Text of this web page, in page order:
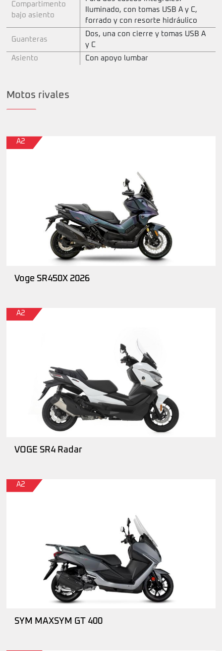
Compartimento
bajo asiento
Iluminado, con tomas USB A y C,
forrado y con resorte hidráulico
Guanteras
Dos, una con cierre y tomas USB A
y C
Asiento
Con apoyo lumbar
Motos rivales
A2
Voge SR450X 2026
A2
VOGE SR4 Radar
A2
SYM MAXSYM GT 400